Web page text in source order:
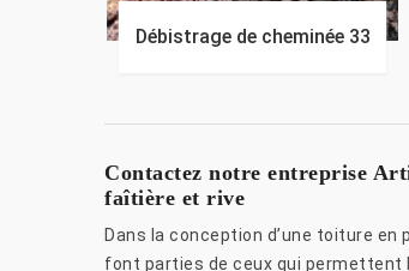
Débistrage de cheminée 33
Contactez notre entreprise
faîtière et rive
Dans la conception d’une toiture
font parties de ceux qui permettent